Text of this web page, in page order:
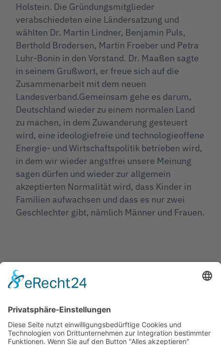
Holstein. Die Gründungsmitglieder
verabschiedeten eine Ländersatzung und
wählten Dr. Martin Lindner, Benjamin Puls,
Berthold Brodersen, Martin Froeber und Petra
Luhr-Bonin in den Vorstand. Dr. Maaßen sagte
in seinem Grußwort, er freue sich auf die
Zusammenarbeit mit dem neuen
Landesverband.Gemeinsam gehe es darum,
Deutschland wieder zu einem normalen Land
zu machen, in dem Zuwanderung gesteuert
wird, eine ideologiefreie und technologieoffene
Energie- und Wirtschaftspolitik betrieben wird,
in dem wir wieder angstfrei unsere Meinung
sagen dürfen und wieder zur allgemein
akzeptierten Normalität wird, dass Kinder in
Familien aufwachsen und dass es nur zwei
Geschlechter gibt, nämlich Männer und Frauen.
Jetzt teilen
Facebook Twitter
Pinterest WhatsApp Telegram